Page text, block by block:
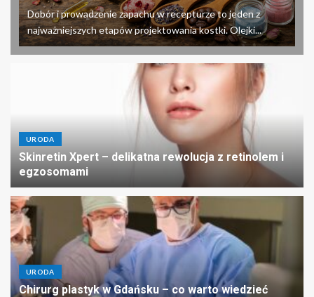
Dobór i prowadzenie zapachu w recepturze to jeden z
najważniejszych etapów projektowania kostki. Olejki...
URODA
Skinretin Xpert – delikatna rewolucja z retinolem i
egzosomami
URODA
Chirurg plastyk w Gdańsku – co warto wiedzieć